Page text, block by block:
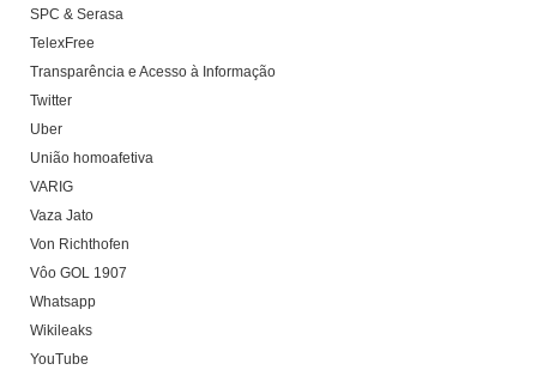
SPC & Serasa
TelexFree
Transparência e Acesso à Informação
Twitter
Uber
União homoafetiva
VARIG
Vaza Jato
Von Richthofen
Vôo GOL 1907
Whatsapp
Wikileaks
YouTube